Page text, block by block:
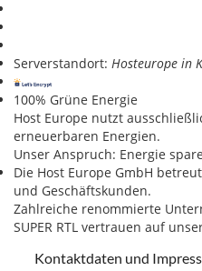
Serverstandort: Hosteurope in
100% Grüne Energie
Host Europe nutzt
erneuerbaren Energien.
Unser Anspruch: Energie
Die Host Europe GmbH
und Geschäftskunden.
Zahlreiche renommierte
SUPER RTL vertrauen auf
Kontaktdaten und